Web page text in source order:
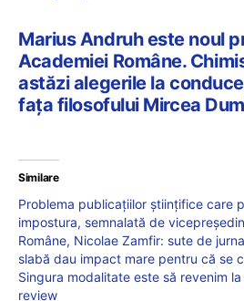
Marius Andruh este noul
Academiei Române.
astăzi alegerile la
fața filosofului Mircea
Similare
Problema publicațiilor științifice care
impostura, semnalată de
Române, Nicolae Zamfir: sute de
slabă dau impact mare pentru că se
Singura modalitate este să revenim
review